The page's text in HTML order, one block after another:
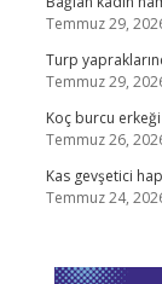
Temmuz 29,
Turp
Temmuz 29,
Koç burcu
Temmuz 26,
Kas gevşetici
Temmuz 24,